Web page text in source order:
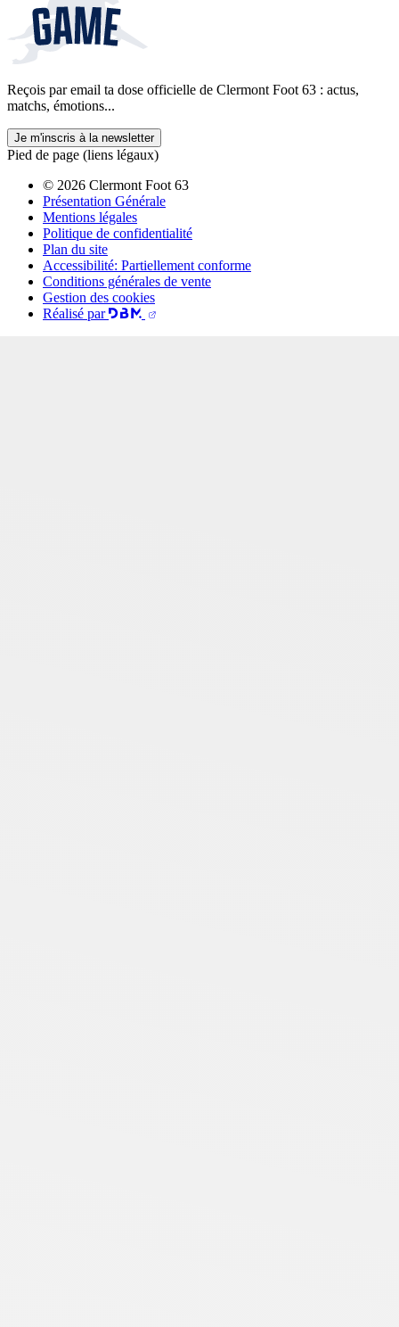
Reçois par email ta dose officielle de Clermont Foot 63 : actus,
matchs, émotions...
Je m'inscris à la newsletter
Pied de page (liens légaux)
© 2026 Clermont Foot 63
Présentation Générale
Mentions légales
Politique de confidentialité
Plan du site
Accessibilité: Partiellement conforme
Conditions générales de vente
Gestion des cookies
Réalisé par